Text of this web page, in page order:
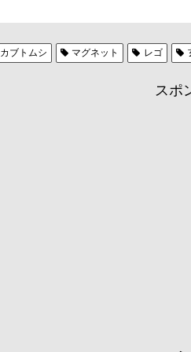
カブトムシ マグネット レゴ
スポ